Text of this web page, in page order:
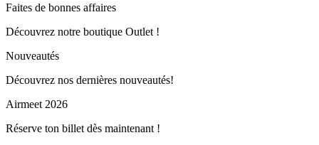
Faites de bonnes affaires
Découvrez notre boutique Outlet !
Nouveautés
Découvrez nos dernières nouveautés!
Airmeet 2026
Réserve ton billet dès maintenant !